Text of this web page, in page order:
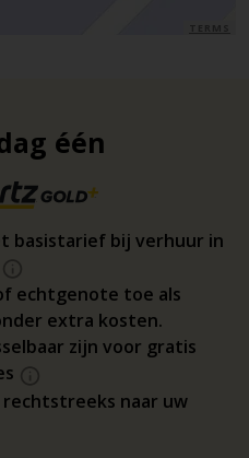
één
basistarief bij verhuur in
echtgenote toe als
extra kosten.
zijn voor gratis
rechtstreeks naar uw